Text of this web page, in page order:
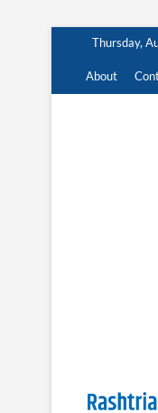
content
Thursday,
About